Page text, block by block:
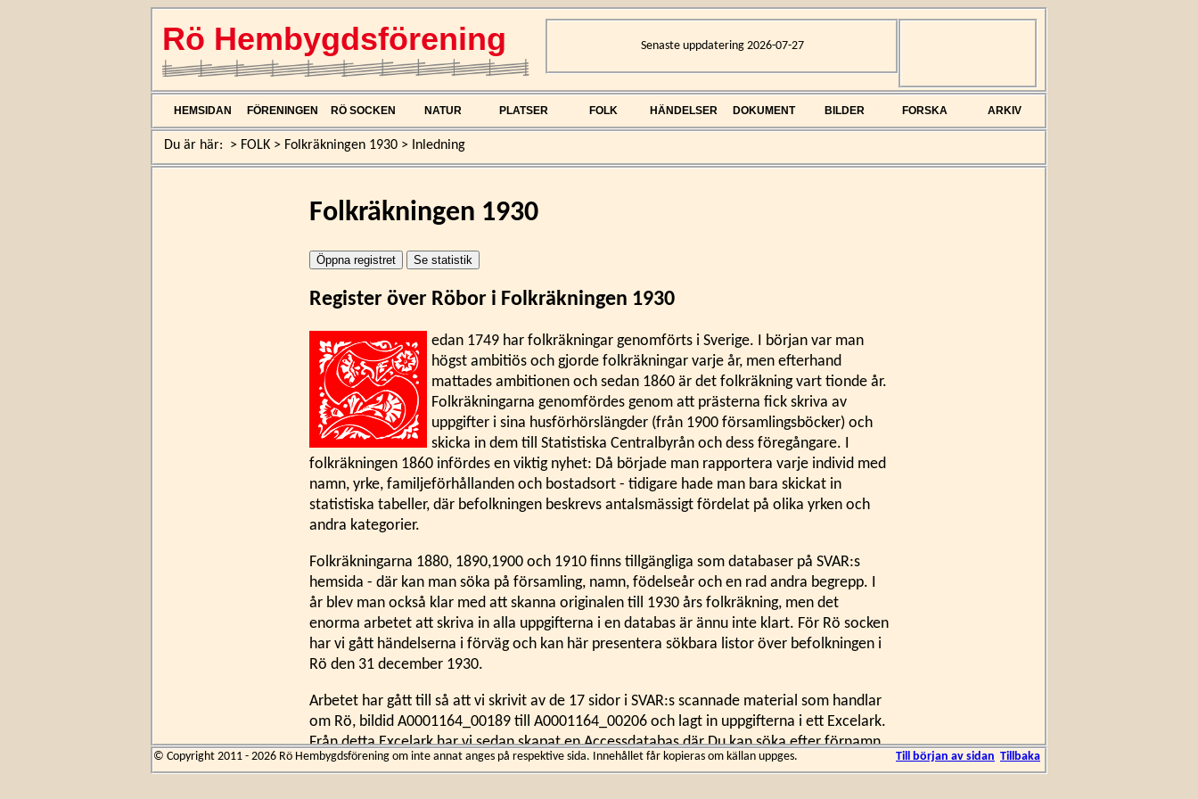
Rö Hembygdsförening Senaste uppdatering 2026-07-27
HEMSIDAN FÖRENINGEN RÖ SOCKEN NATUR PLATSER FOLK HÄNDELSER DOKUMENT BILDER FORSKA ARKIV
Du är här: > FOLK > Folkräkningen 1930 > Inledning
Folkräkningen 1930
Register över Röbor i Folkräkningen 1930
edan 1749 har folkräkningar genomförts i Sverige. I början var man
högst ambitiös och gjorde folkräkningar varje år, men efterhand
mattades ambitionen och sedan 1860 är det folkräkning vart tionde år.
Folkräkningarna genomfördes genom att prästerna fick skriva av
uppgifter i sina husförhörslängder (från 1900 församlingsböcker) och
skicka in dem till Statistiska Centralbyrån och dess föregångare. I
folkräkningen 1860 infördes en viktig nyhet: Då började man rapportera varje individ med
namn, yrke, familjeförhållanden och bostadsort - tidigare hade man bara skickat in
statistiska tabeller, där befolkningen beskrevs antalsmässigt fördelat på olika yrken och
andra kategorier.
Folkräkningarna 1880, 1890,1900 och 1910 finns tillgängliga som databaser på SVAR:s
hemsida - där kan man söka på församling, namn, födelseår och en rad andra begrepp. I
år blev man också klar med att skanna originalen till 1930 års folkräkning, men det
enorma arbetet att skriva in alla uppgifterna i en databas är ännu inte klart. För Rö socken
har vi gått händelserna i förväg och kan här presentera sökbara listor över befolkningen i
Rö den 31 december 1930.
Arbetet har gått till så att vi skrivit av de 17 sidor i SVAR:s scannade material som handlar
om Rö, bildid A0001164_00189 till A0001164_00206 och lagt in uppgifterna i ett Excelark.
Från detta Excelark har vi sedan skapat en Accessdatabas där Du kan söka efter förnamn,
efternamn, plats, födelsår och födelseförsamling.
© Copyright 2011 - 2026 Rö Hembygdsförening om inte annat anges på respektive sida. Innehållet får kopieras om källan uppges. Till början av sidan Tillbaka